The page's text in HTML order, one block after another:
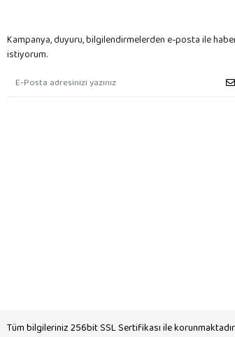
Kampanya, duyuru, bilgilendirmelerden e-posta ile
istiyorum.
Tüm bilgileriniz 256bit SSL Sertifikası ile korunmaktadır.